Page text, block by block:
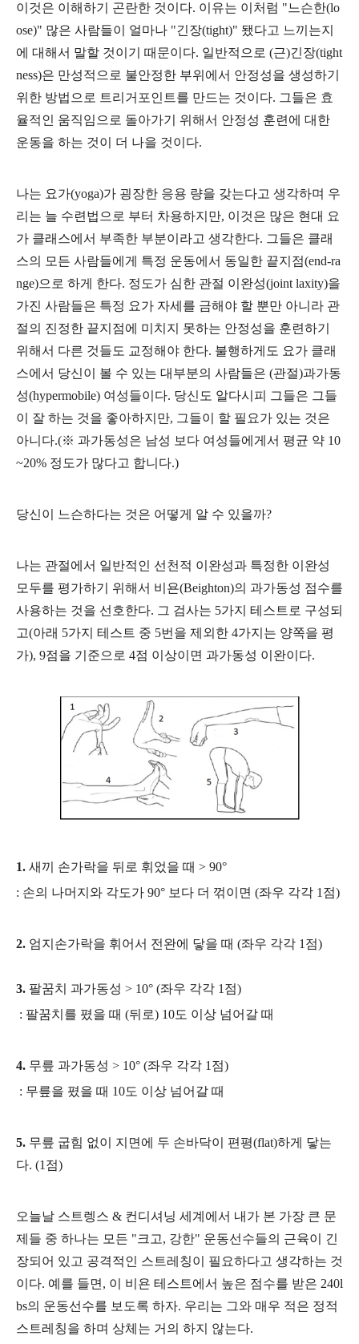
이것은 이해하기 곤란한 것이다. 이유는 이처럼 "느슨한(lo
ose)" 많은 사람들이 얼마나 "긴장(tight)" 됐다고 느끼는지
에 대해서 말할 것이기 때문이다. 일반적으로 (근)긴장(tight
ness)은 만성적으로 불안정한 부위에서 안정성을 생성하기
위한 방법으로 트리거포인트를 만드는 것이다. 그들은 효
율적인 움직임으로 돌아가기 위해서 안정성 훈련에 대한
운동을 하는 것이 더 나을 것이다.
나는 요가(yoga)가 굉장한 응용 량을 갖는다고 생각하며 우
리는 늘 수련법으로 부터 차용하지만, 이것은 많은 현대 요
가 클래스에서 부족한 부분이라고 생각한다. 그들은 클래
스의 모든 사람들에게 특정 운동에서 동일한 끝지점(end-ra
nge)으로 하게 한다. 정도가 심한 관절 이완성(joint laxity)을
가진 사람들은 특정 요가 자세를 금해야 할 뿐만 아니라 관
절의 진정한 끝지점에 미치지 못하는 안정성을 훈련하기
위해서 다른 것들도 교정해야 한다. 불행하게도 요가 클래
스에서 당신이 볼 수 있는 대부분의 사람들은 (관절)과가동
성(hypermobile) 여성들이다. 당신도 알다시피 그들은 그들
이 잘 하는 것을 좋아하지만, 그들이 할 필요가 있는 것은
아니다.(※ 과가동성은 남성 보다 여성들에게서 평균 약 10
~20% 정도가 많다고 합니다.)
당신이 느슨하다는 것은 어떻게 알 수 있을까?
나는 관절에서 일반적인 선천적 이완성과 특정한 이완성
모두를 평가하기 위해서 비욘(Beighton)의 과가동성 점수를
사용하는 것을 선호한다. 그 검사는 5가지 테스트로 구성되
고(아래 5가지 테스트 중 5번을 제외한 4가지는 양쪽을 평
가), 9점을 기준으로 4점 이상이면 과가동성 이완이다.
1. 새끼 손가락을 뒤로 휘었을 때 > 90°
: 손의 나머지와 각도가 90° 보다 더 꺾이면 (좌우 각각 1점)
2. 엄지손가락을 휘어서 전완에 닿을 때 (좌우 각각 1점)
3. 팔꿈치 과가동성 > 10° (좌우 각각 1점)
: 팔꿈치를 폈을 때 (뒤로) 10도 이상 넘어갈 때
4. 무릎 과가동성 > 10° (좌우 각각 1점)
: 무릎을 폈을 때 10도 이상 넘어갈 때
5. 무릎 굽힘 없이 지면에 두 손바닥이 편평(flat)하게 닿는
다. (1점)
오늘날 스트렝스 & 컨디셔닝 세계에서 내가 본 가장 큰 문
제들 중 하나는 모든 "크고, 강한" 운동선수들의 근육이 긴
장되어 있고 공격적인 스트레칭이 필요하다고 생각하는 것
이다. 예를 들면, 이 비욘 테스트에서 높은 점수를 받은 240l
bs의 운동선수를 보도록 하자. 우리는 그와 매우 적은 정적
스트레칭을 하며 상체는 거의 하지 않는다.